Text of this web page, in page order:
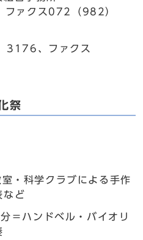
ァクス072（982）
、ファクス
祭
・科学クラブによる手作
など
ハンドベル・バイオリ